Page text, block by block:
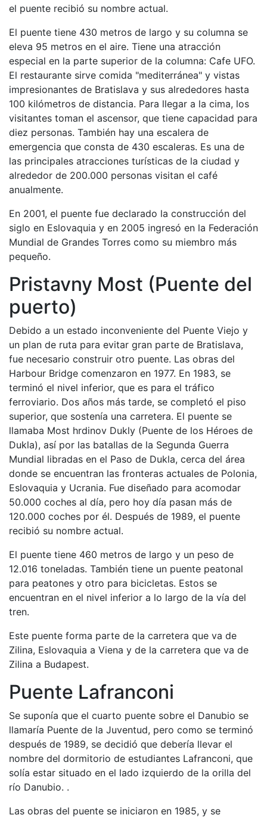
el puente recibió su nombre actual.
El puente tiene 430 metros de largo y su columna se
eleva 95 metros en el aire. Tiene una atracción
especial en la parte superior de la columna: Cafe UFO.
El restaurante sirve comida "mediterránea" y vistas
impresionantes de Bratislava y sus alrededores hasta
100 kilómetros de distancia. Para llegar a la cima, los
visitantes toman el ascensor, que tiene capacidad para
diez personas. También hay una escalera de
emergencia que consta de 430 escaleras. Es una de
las principales atracciones turísticas de la ciudad y
alrededor de 200.000 personas visitan el café
anualmente.
En 2001, el puente fue declarado la construcción del
siglo en Eslovaquia y en 2005 ingresó en la Federación
Mundial de Grandes Torres como su miembro más
pequeño.
Pristavny Most (Puente del
puerto)
Debido a un estado inconveniente del Puente Viejo y
un plan de ruta para evitar gran parte de Bratislava,
fue necesario construir otro puente. Las obras del
Harbour Bridge comenzaron en 1977. En 1983, se
terminó el nivel inferior, que es para el tráfico
ferroviario. Dos años más tarde, se completó el piso
superior, que sostenía una carretera. El puente se
llamaba Most hrdinov Dukly (Puente de los Héroes de
Dukla), así por las batallas de la Segunda Guerra
Mundial libradas en el Paso de Dukla, cerca del área
donde se encuentran las fronteras actuales de Polonia,
Eslovaquia y Ucrania. Fue diseñado para acomodar
50.000 coches al día, pero hoy día pasan más de
120.000 coches por él. Después de 1989, el puente
recibió su nombre actual.
El puente tiene 460 metros de largo y un peso de
12.016 toneladas. También tiene un puente peatonal
para peatones y otro para bicicletas. Estos se
encuentran en el nivel inferior a lo largo de la vía del
tren.
Este puente forma parte de la carretera que va de
Zilina, Eslovaquia a Viena y de la carretera que va de
Zilina a Budapest.
Puente Lafranconi
Se suponía que el cuarto puente sobre el Danubio se
llamaría Puente de la Juventud, pero como se terminó
después de 1989, se decidió que debería llevar el
nombre del dormitorio de estudiantes Lafranconi, que
solía estar situado en el lado izquierdo de la orilla del
río Danubio. .
Las obras del puente se iniciaron en 1985, y se